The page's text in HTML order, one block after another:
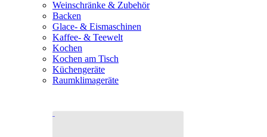
Weinschränke & Zubehör
Backen
Glace- & Eismaschinen
Kaffee- & Teewelt
Kochen
Kochen am Tisch
Küchengeräte
Raumklimageräte